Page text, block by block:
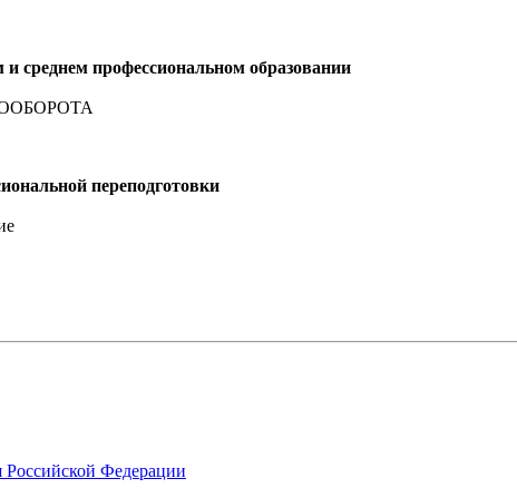
среднем профессиональном образовании
переподготовки
Российской Федерации